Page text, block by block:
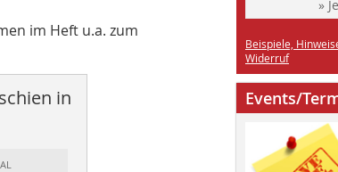
im Heft u.a. zum
in
»
Beispiele,
Widerruf
Events/